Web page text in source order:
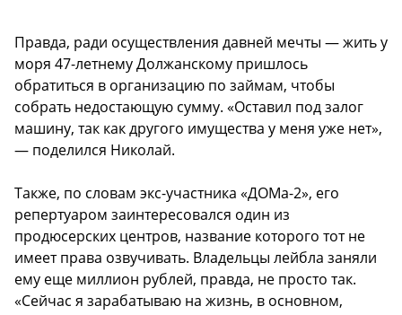
Правда, ради осуществления давней мечты — жить у
моря 47-летнему Должанскому пришлось
обратиться в организацию по займам, чтобы
собрать недостающую сумму. «Оставил под залог
машину, так как другого имущества у меня уже нет»,
— поделился Николай.
Также, по словам экс-участника «ДОМа-2», его
репертуаром заинтересовался один из
продюсерских центров, название которого тот не
имеет права озвучивать. Владельцы лейбла заняли
ему еще миллион рублей, правда, не просто так.
«Сейчас я зарабатываю на жизнь, в основном,